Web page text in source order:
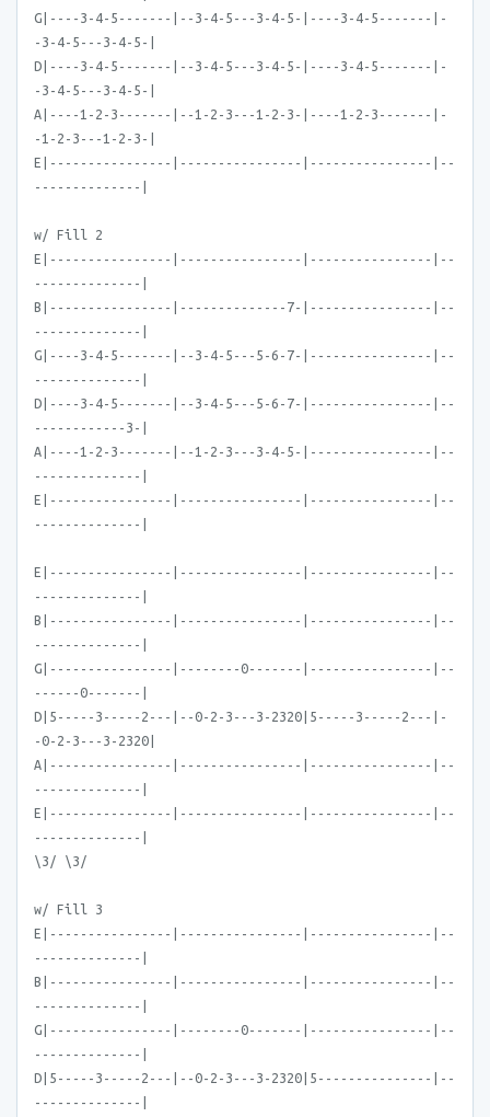
G|----3-4-5-------|--3-4-5---3-4-5-|----3-4-5-------|-
-3-4-5---3-4-5-|
D|----3-4-5-------|--3-4-5---3-4-5-|----3-4-5-------|-
-3-4-5---3-4-5-|
A|----1-2-3-------|--1-2-3---1-2-3-|----1-2-3-------|-
-1-2-3---1-2-3-|
E|----------------|----------------|----------------|--
--------------|
w/ Fill 2
E|----------------|----------------|----------------|--
--------------|
B|----------------|--------------7-|----------------|--
--------------|
G|----3-4-5-------|--3-4-5---5-6-7-|----------------|--
--------------|
D|----3-4-5-------|--3-4-5---5-6-7-|----------------|--
------------3-|
A|----1-2-3-------|--1-2-3---3-4-5-|----------------|--
--------------|
E|----------------|----------------|----------------|--
--------------|
E|----------------|----------------|----------------|--
--------------|
B|----------------|----------------|----------------|--
--------------|
G|----------------|--------0-------|----------------|--
------0-------|
D|5-----3-----2---|--0-2-3---3-2320|5-----3-----2---|-
-0-2-3---3-2320|
A|----------------|----------------|----------------|--
--------------|
E|----------------|----------------|----------------|--
--------------|
\3/ \3/
w/ Fill 3
E|----------------|----------------|----------------|--
--------------|
B|----------------|----------------|----------------|--
--------------|
G|----------------|--------0-------|----------------|--
--------------|
D|5-----3-----2---|--0-2-3---3-2320|5---------------|--
--------------|